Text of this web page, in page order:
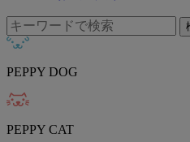
PEPPY DOG
PEPPY CAT